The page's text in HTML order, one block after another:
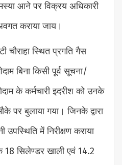
आने पर विक्रय अधिकारी
कराया जाय।
चौराहा स्थित प्रगति गैस
बिना किसी पूर्व सूचना/
के कर्मचारी इदरीश को उनके
पर बुलाया गया। जिनके द्वारा
में निरीक्षण कराया
18 सिलेण्डर खाली एवं 14.2